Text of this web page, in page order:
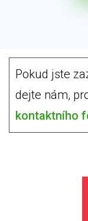
Pokud jste
dejte nám,
kontaktního